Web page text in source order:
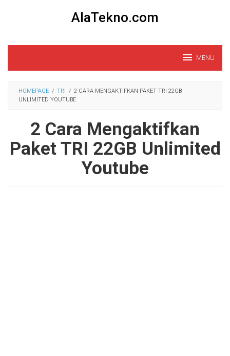
AlaTekno.com
MENU
HOMEPAGE / TRI / 2 CARA MENGAKTIFKAN PAKET TRI 22GB
UNLIMITED YOUTUBE
2 Cara Mengaktifkan
Paket TRI 22GB Unlimited
Youtube